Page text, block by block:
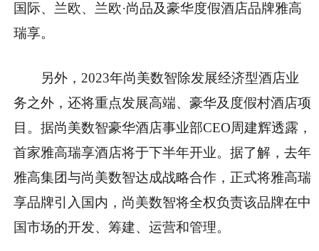
国际、兰欧、兰欧·尚品及豪华度假酒店品牌雅高
瑞享。
另外，2023年尚美数智除发展经济型酒店业
务之外，还将重点发展高端、豪华及度假村酒店项
目。据尚美数智豪华酒店事业部CEO周建辉透露，
首家雅高瑞享酒店将于下半年开业。据了解，去年
雅高集团与尚美数智达成战略合作，正式将雅高瑞
享品牌引入国内，尚美数智将全权负责该品牌在中
国市场的开发、筹建、运营和管理。